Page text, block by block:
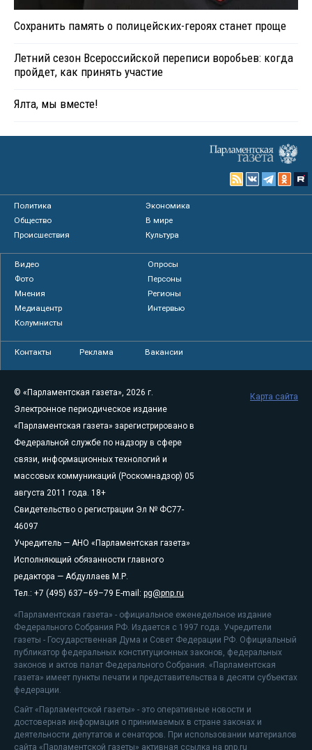
Сохранить память о полицейских-героях станет проще
Летний сезон Всероссийской переписи воробьев: когда
пройдет, как принять участие
Ялта, мы вместе!
Политика
Экономика
Общество
В мире
Происшествия
Культура
Видео
Опросы
Фото
Персоны
Мнения
Регионы
Медиацентр
Интервью
Колумнисты
Контакты Реклама Вакансии
© «Парламентская газета», 2026 г.
Электронное периодическое издание
«Парламентская газета» зарегистрировано в
Федеральной службе по надзору в сфере
связи, информационных технологий и
массовых коммуникаций (Роскомнадзор) 05
августа 2011 года. 18+
Свидетельство о регистрации Эл № ФС77-
46097
Учредитель — АНО «Парламентская газета»
Исполняющий обязанности главного
редактора — Абдуллаев М.Р.
Тел.: +7 (495) 637–69–79 E-mail: pg@pnp.ru
«Парламентская газета» - официальное еженедельное издание
Федерального Собрания РФ. Издается с 1997 года. Учредители
газеты - Государственная Дума и Совет Федерации РФ. Официальный
публикатор федеральных конституционных законов, федеральных
законов и актов палат Федерального Собрания. «Парламентская
газета» имеет пункты печати и представительства в десяти субъектах
федерации.
Сайт «Парламентской газеты» - это оперативные новости и
достоверная информация о принимаемых в стране законах и
деятельности депутатов и сенаторов. При использовании материалов
сайта «Парламентской газеты» активная ссылка на pnp.ru
Карта сайта